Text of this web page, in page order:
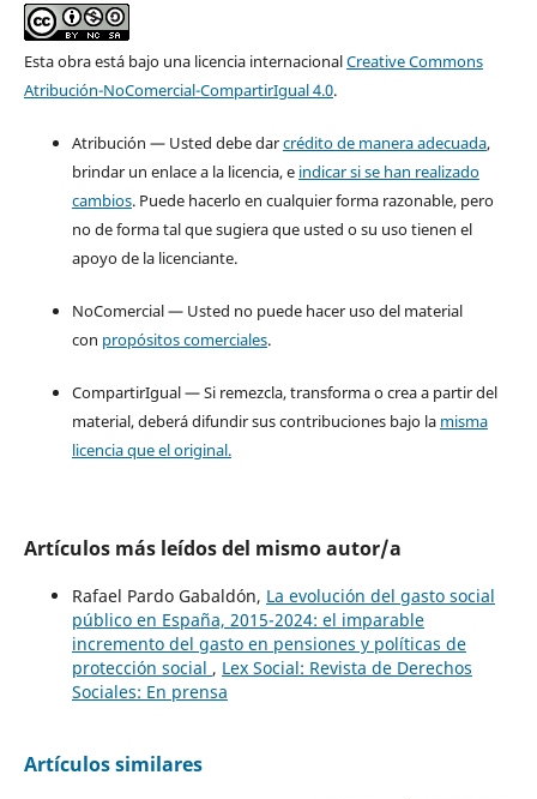
Esta obra está bajo una licencia internacionalCreative Commons
Atribución-NoComercial-CompartirIgual 4.0.
Atribución — Usted debe darcrédito de manera adecuada,
brindar un enlace a la licencia, e indicar si se han realizado
cambios. Puede hacerlo en cualquier forma razonable, pero
no de forma tal que sugiera que usted o su uso tienen el
apoyo de la licenciante.
NoComercial — Usted no puede hacer uso del material
con propósitos comerciales.
CompartirIgual — Si remezcla, transforma o crea a partir del
material, deberá difundir sus contribuciones bajo la misma
licencia que el original.
Artículos más leídos del mismo autor/a
Rafael Pardo Gabaldón, La evolución del gasto social
público en España, 2015-2024: el imparable
incremento del gasto en pensiones y políticas de
protección social , Lex Social: Revista de Derechos
Sociales: En prensa
Artículos similares